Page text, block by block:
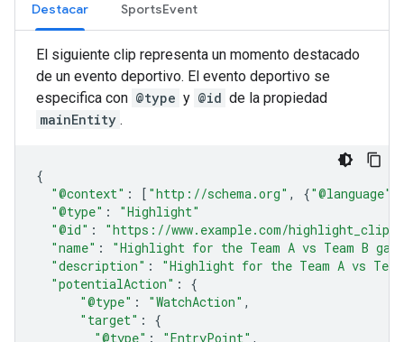
Destacar SportsEvent
El siguiente clip representa un momento destacado
de un evento deportivo. El evento deportivo se
especifica con @type y @id de la propiedad
mainEntity .
{
"@context" : [ "http://schema.org" , {"@language"
"@type" :
"Highlight"
"@id" :
"https://www.example.com/highlight_clip/
"name" :
"Highlight for the Team A vs Team B
"description" :
"Highlight for the Team A vs
"potentialAction" :
{
"@type" : "WatchAction" ,
"target" :
{
"@type" : "EntryPoint" ,